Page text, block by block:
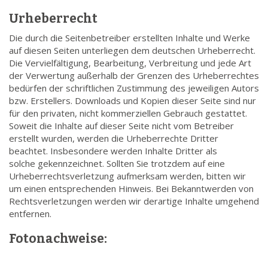
Urheberrecht
Die durch die Seitenbetreiber erstellten Inhalte und Werke
auf diesen Seiten unterliegen dem deutschen Urheberrecht.
Die Vervielfältigung, Bearbeitung, Verbreitung und jede Art
der Verwertung außerhalb der Grenzen des Urheberrechtes
bedürfen der schriftlichen Zustimmung des jeweiligen Autors
bzw. Erstellers. Downloads und Kopien dieser Seite sind nur
für den privaten, nicht kommerziellen Gebrauch gestattet.
Soweit die Inhalte auf dieser Seite nicht vom Betreiber
erstellt wurden, werden die Urheberrechte Dritter
beachtet. Insbesondere werden Inhalte Dritter als
solche gekennzeichnet. Sollten Sie trotzdem auf eine
Urheberrechtsverletzung aufmerksam werden, bitten wir
um einen entsprechenden Hinweis. Bei Bekanntwerden von
Rechtsverletzungen werden wir derartige Inhalte umgehend
entfernen.
Fotonachweise: